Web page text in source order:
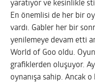
yaratıyor ve kesinlikle
En önemlisi de her bir
vardı. Gabler her bir
yenilemeye devam etti
World of Goo oldu.
grafiklerden oluşuyor.
oynanışa sahip. Ancak